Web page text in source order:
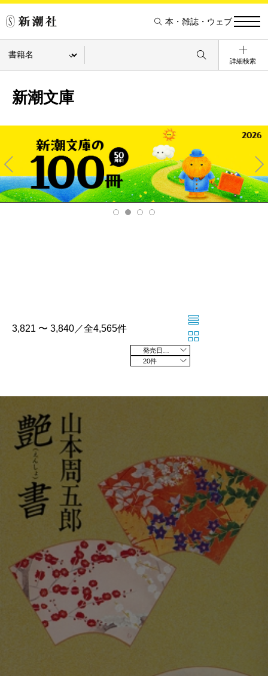
本・雑誌・ウェブ
詳細検索
新潮文庫
Pre
v
Ne
xt
3,821 〜 3,840／全4,565件
20件